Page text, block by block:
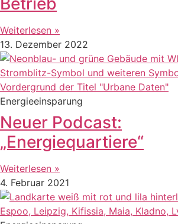
Weiterlesen »
13. Dezember 2022
Energieeinsparung
Neuer Podcast:
„Energiequartiere“
Weiterlesen »
4. Februar 2021